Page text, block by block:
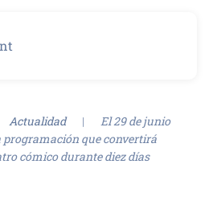
Actualidad
El 29 de junio
que convertirá
cómico durante diez días